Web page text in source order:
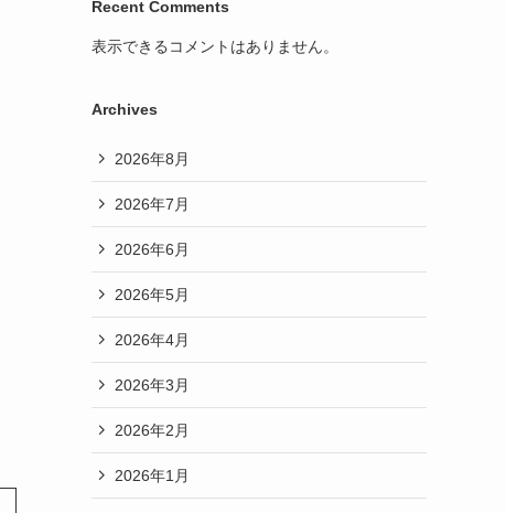
Recent Comments
表示できるコメントはありません。
Archives
2026年8月
2026年7月
2026年6月
2026年5月
2026年4月
2026年3月
2026年2月
2026年1月